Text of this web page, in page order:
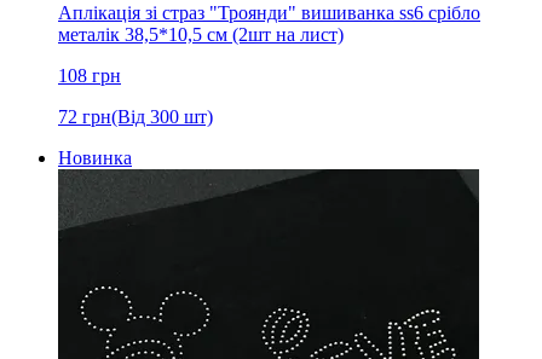
Аплікація зі страз "Троянди" вишиванка ss6 срібло
металік 38,5*10,5 см (2шт на лист)
108 грн
72 грн(Від 300 шт)
Новинка